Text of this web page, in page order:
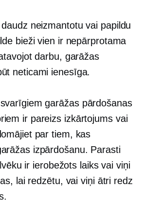
neizmantotu vai papildu
bieži vien ir nepārprotama
darbu, garāžas
neticami ienesīga.
garāžas pārdošanas
ir pareizs izkārtojums vai
par tiem, kas
izpārdošanu. Parasti
ir ierobežots laiks vai viņi
lai redzētu, vai viņi ātri redz